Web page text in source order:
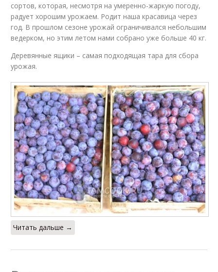
сортов, которая, несмотря на умеренно-жаркую погоду,
радует хорошим урожаем. Родит наша красавица через
год. В прошлом сезоне урожай ограничивался небольшим
ведерком, но этим летом нами собрано уже больше 40 кг.
Деревянные ящики – самая подходящая тара для сбора
урожая.
Читать дальше →